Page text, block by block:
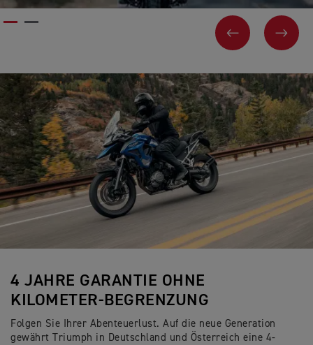
VORHERIGES
4 JAHRE GARANTIE OHNE
KILOMETER-BEGRENZUNG
Folgen Sie Ihrer Abenteuerlust. Auf die neue Generation
gewährt Triumph in Deutschland und Österreich eine 4-